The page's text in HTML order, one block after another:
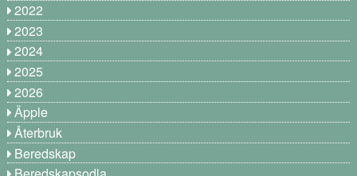
2022
2023
2024
2025
2026
Äpple
Återbruk
Beredskap